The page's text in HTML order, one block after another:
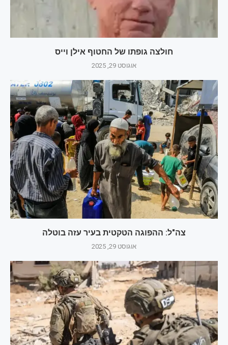
חולצה גופתו של החטוף אילן וייס
אוגוסט 29, 2025
צה"ל: ההפוגה הטקטית בעיר עזה בוטלה
אוגוסט 29, 2025